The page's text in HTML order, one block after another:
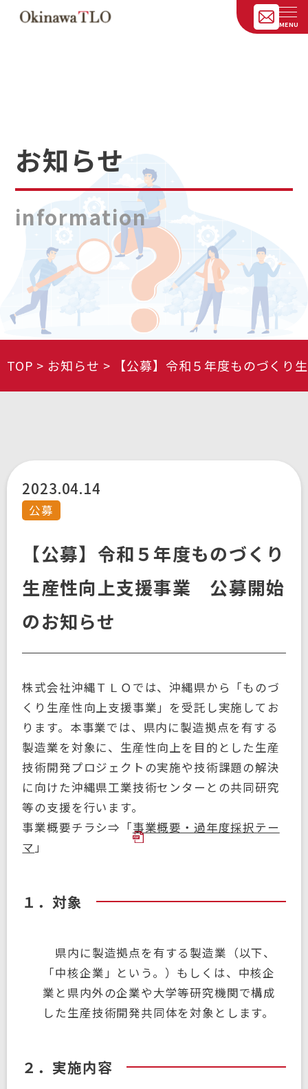
お知らせ
information
TOP お知らせ 【公募】令和５年度ものづく
2023.04.14
公募
【公募】令和５年度ものづくり
生産性向上支援事業 公募開始
のお知らせ
株式会社沖縄ＴＬＯでは、沖縄県から「ものづ
くり生産性向上支援事業」を受託し実施してお
ります。本事業では、県内に製造拠点を有する
製造業を対象に、生産性向上を目的とした生産
技術開発プロジェクトの実施や技術課題の解決
に向けた沖縄県工業技術センターとの共同研究
等の支援を行います。
事業概要チラシ⇒「事業概要・過年度採択テー
マ」
１．対象
県内に製造拠点を有する製造業（以下、
「中核企業」という。）もしくは、中核企
業と県内外の企業や大学等研究機関で構成
した生産技術開発共同体を対象とします。
２．実施内容